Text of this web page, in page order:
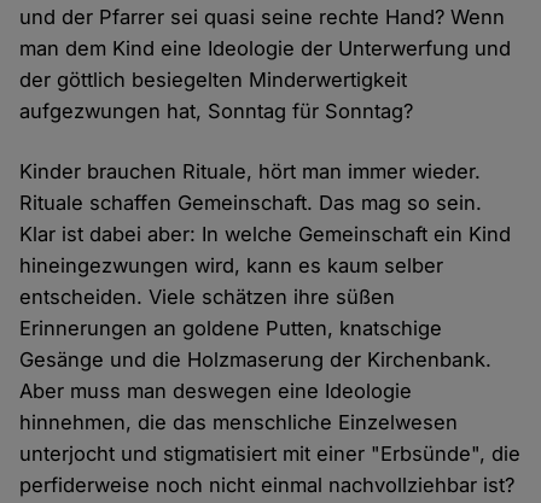
und der Pfarrer sei quasi seine rechte Hand? Wenn
man dem Kind eine Ideologie der Unterwerfung und
der göttlich besiegelten Minderwertigkeit
aufgezwungen hat, Sonntag für Sonntag?
Kinder brauchen Rituale, hört man immer wieder.
Rituale schaffen Gemeinschaft. Das mag so sein.
Klar ist dabei aber: In welche Gemeinschaft ein Kind
hineingezwungen wird, kann es kaum selber
entscheiden. Viele schätzen ihre süßen
Erinnerungen an goldene Putten, knatschige
Gesänge und die Holzmaserung der Kirchenbank.
Aber muss man deswegen eine Ideologie
hinnehmen, die das menschliche Einzelwesen
unterjocht und stigmatisiert mit einer "Erbsünde", die
perfiderweise noch nicht einmal nachvollziehbar ist?